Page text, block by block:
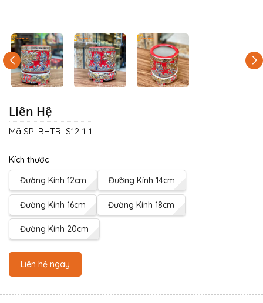
Liên Hệ
Kích thước
Đường Kính 12cm
Đường Kính 14cm
Đường Kính 16cm Đường Kính 18cm
Đường Kính 20cm
Liên hệ ngay
Mã SP: BHTRLS12-1-1